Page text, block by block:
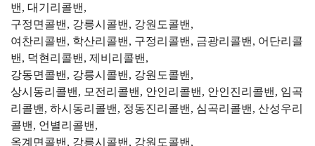
밴, 대기리콜밴,
구정면콜밴, 강릉시콜밴, 강원도콜밴,
여찬리콜밴, 학산리콜밴, 구정리콜밴, 금광리콜밴, 어단리콜
밴, 덕현리콜밴, 제비리콜밴,
강동면콜밴, 강릉시콜밴, 강원도콜밴,
상시동리콜밴, 모전리콜밴, 안인리콜밴, 안인진리콜밴, 임곡
리콜밴, 하시동리콜밴, 정동진리콜밴, 심곡리콜밴, 산성우리
콜밴, 언별리콜밴,
옥계면콜밴, 강릉시콜밴, 강원도콜밴,